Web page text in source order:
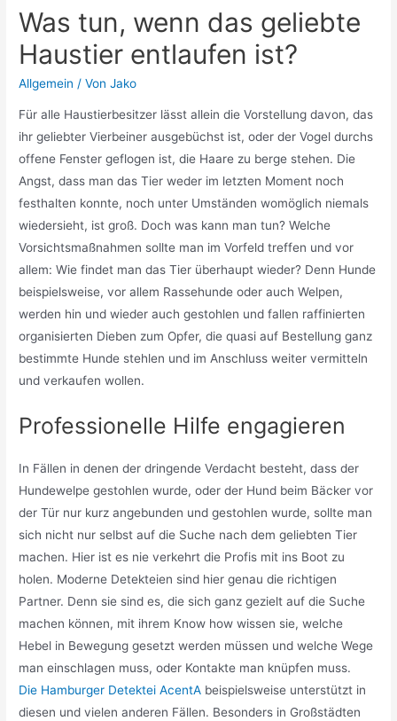
Was tun, wenn das geliebte
Haustier entlaufen ist?
Allgemein / VonJako
Für alle Haustierbesitzer lässt allein die Vorstellung davon, das
ihr geliebter Vierbeiner ausgebüchst ist, oder der Vogel durchs
offene Fenster geflogen ist, die Haare zu berge stehen. Die
Angst, dass man das Tier weder im letzten Moment noch
festhalten konnte, noch unter Umständen womöglich niemals
wiedersieht, ist groß. Doch was kann man tun? Welche
Vorsichtsmaßnahmen sollte man im Vorfeld treffen und vor
allem: Wie findet man das Tier überhaupt wieder? Denn Hunde
beispielsweise, vor allem Rassehunde oder auch Welpen,
werden hin und wieder auch gestohlen und fallen raffinierten
organisierten Dieben zum Opfer, die quasi auf Bestellung ganz
bestimmte Hunde stehlen und im Anschluss weiter vermitteln
und verkaufen wollen.
Professionelle Hilfe engagieren
In Fällen in denen der dringende Verdacht besteht, dass der
Hundewelpe gestohlen wurde, oder der Hund beim Bäcker vor
der Tür nur kurz angebunden und gestohlen wurde, sollte man
sich nicht nur selbst auf die Suche nach dem geliebten Tier
machen. Hier ist es nie verkehrt die Profis mit ins Boot zu
holen. Moderne Detekteien sind hier genau die richtigen
Partner. Denn sie sind es, die sich ganz gezielt auf die Suche
machen können, mit ihrem Know how wissen sie, welche
Hebel in Bewegung gesetzt werden müssen und welche Wege
man einschlagen muss, oder Kontakte man knüpfen muss.
Die Hamburger Detektei AcentA beispielsweise unterstützt in
diesen und vielen anderen Fällen. Besonders in Großstädten